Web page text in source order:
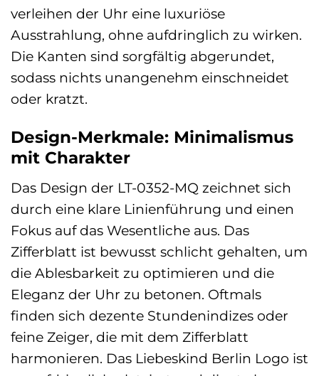
verleihen der Uhr eine luxuriöse
Ausstrahlung, ohne aufdringlich zu wirken.
Die Kanten sind sorgfältig abgerundet,
sodass nichts unangenehm einschneidet
oder kratzt.
Design-Merkmale: Minimalismus
mit Charakter
Das Design der LT-0352-MQ zeichnet sich
durch eine klare Linienführung und einen
Fokus auf das Wesentliche aus. Das
Zifferblatt ist bewusst schlicht gehalten, um
die Ablesbarkeit zu optimieren und die
Eleganz der Uhr zu betonen. Oftmals
finden sich dezente Stundenindizes oder
feine Zeiger, die mit dem Zifferblatt
harmonieren. Das Liebeskind Berlin Logo ist